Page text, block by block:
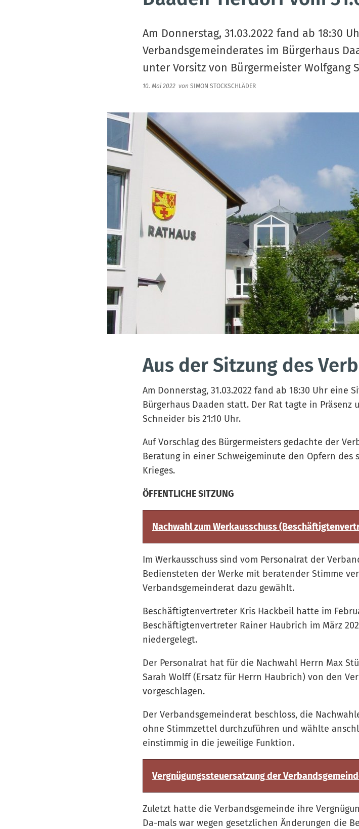
Am Donnerstag, 31.03.2022 fand ab 18:30
Verbandsgemeinderates im Bürgerhaus
unter Vorsitz von Bürgermeister Wolfgang
10. Mai 2022 von SIMON STOCKSCHLÄDER
Aus der Sitzung des
Am Donnerstag, 31.03.2022 fand ab 18:30 Uhr eine
Bürgerhaus Daaden statt. Der Rat tagte in
Schneider bis 21:10 Uhr.
Auf Vorschlag des Bürgermeisters gedachte der
Beratung in einer Schweigeminute den Opfern des
Krieges.
ÖFFENTLICHE SITZUNG
Nachwahl zum Werkausschuss
Im Werkausschuss sind vom Personalrat der
Bediensteten der Werke mit beratender Stimme
Verbandsgemeinderat dazu gewählt.
Beschäftigtenvertreter Kris Hackbeil hatte im
Beschäftigtenvertreter Rainer Haubrich im März
niedergelegt.
Der Personalrat hat für die Nachwahl Herrn Max
Sarah Wolff (Ersatz für Herrn Haubrich) von den
vorgeschlagen.
Der Verbandsgemeinderat beschloss, die
ohne Stimmzettel durchzuführen und wählte
einstimmig in die jeweilige Funktion.
Vergnügungssteuersatzung der
Zuletzt hatte die Verbandsgemeinde ihre
Da-mals war wegen gesetzlichen Änderungen die